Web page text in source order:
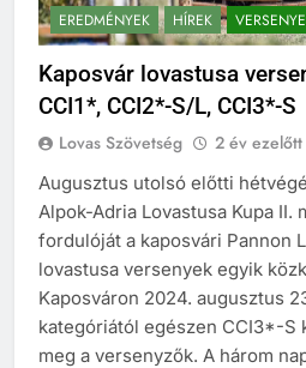
EREDMÉNYEK HÍREK
Kaposvár lovastusa
CCI1*, CCI2*-S/L, CCI3*-S
Lovas Szövetség 2 év ezelőtt
Augusztus utolsó előtti
Alpok-Adria Lovastusa Kupa II.
fordulóját a kaposvári Pannon
lovastusa versenyek egyik
Kaposváron 2024. augusztus
kategóriától egészen CCI3*-S
meg a versenyzők. A három